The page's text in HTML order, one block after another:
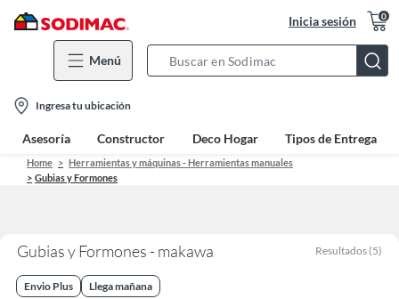
Inicia sesión 0
Menú
Bar
location-
icon
Ingresa tu ubicación
Asesoría Constructor Deco Hogar Tipos de Entrega
Home
Herramientas y máquinas - Herramientas manuales
Gubias y Formones
Gubias y Formones - makawa Resultados (5)
Envio Plus Llega mañana